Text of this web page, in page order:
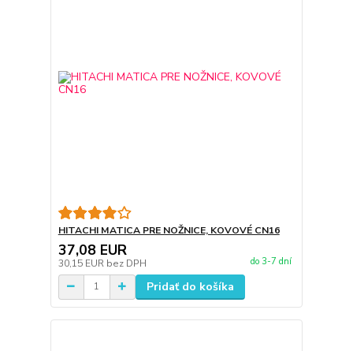
HITACHI MATICA PRE NOŽNICE, KOVOVÉ CN16
37,08 EUR
30,15 EUR bez DPH do 3-7 dní
Pridať do košíka